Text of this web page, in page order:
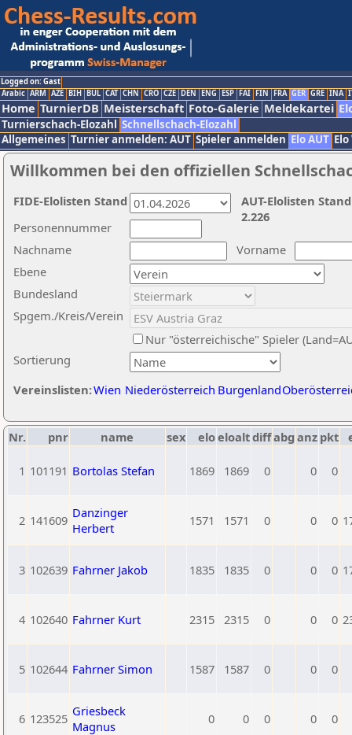
Logged on: Gast
Arabic ARM AZE BIH BUL CAT CHN CRO CZE DEN ENG ESP FAI FIN FRA GER GRE INA
Home TurnierDB Meisterschaft Foto-Galerie Meldekartei
Turnierschach-Elozahl Schnellschach-Elozahl
Allgemeines Turnier anmelden: AUT Spieler anmelden Elo AUT
Willkommen bei den offiziellen
Nachname
Vorname
Ebene
Sortierung
Personennummer
Bundesland
Spgem./Kreis/Verein
Nur "österreichische" Spieler
Vereinslisten:Wien Niederösterreich Burgenland
AUT-Elolisten
2.226
FIDE-Elolisten Stand
Nr. pnr name sex eloeloaltdiffabg anz pkt
1 101191 Bortolas Stefan 1869 1869 0 0 0
2 141609 Danzinger
Herbert
1571 1571 0 0 0
3 102639 Fahrner Jakob 1835 1835 0 0 0
4 102640 Fahrner Kurt 2315 2315 0 0 0
5 102644 Fahrner Simon 1587 1587 0 0 0
6 123525 Griesbeck
Magnus
0 0 0 0 0